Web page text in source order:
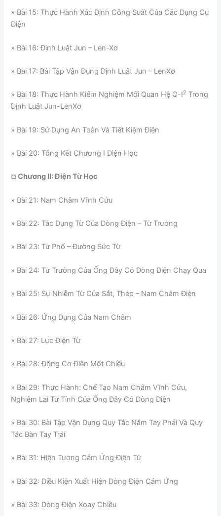
» Bài 15: Thực Hành Xác Định Công Suất Của Các Dụng Cụ
Điện
» Bài 16: Định Luật Jun – Len-Xơ
» Bài 17: Bài Tập Vận Dụng Định Luật Jun – LenXơ
» Bài 18: Thực Hành Kiểm Nghiệm Mối Quan Hệ Q-I2 Trong
Định Luật Jun-LenXơ
» Bài 19: Sử Dụng An Toàn Và Tiết Kiệm Điện
» Bài 20: Tổng Kết Chương I Điện Học
¤ Chương II: Điện Từ Học
» Bài 21: Nam Châm Vĩnh Cửu
» Bài 22: Tác Dụng Từ Của Dòng Điện – Từ Trường
» Bài 23: Từ Phổ – Đường Sức Từ
» Bài 24: Từ Trường Của Ống Dây Có Dòng Điện Chạy Qua
» Bài 25: Sự Nhiễm Từ Của Sắt, Thép – Nam Châm Điện
» Bài 26: Ứng Dụng Của Nam Châm
» Bài 27: Lực Điện Từ
» Bài 28: Động Cơ Điện Một Chiều
» Bài 29: Thực Hành: Chế Tạo Nam Châm Vĩnh Cửu,
Nghiệm Lại Từ Tính Của Ống Dây Có Dòng Điện
» Bài 30: Bài Tập Vận Dụng Quy Tắc Nắm Tay Phải Và Quy
Tắc Bàn Tay Trái
» Bài 31: Hiện Tượng Cảm Ứng Điện Từ
» Bài 32: Điều Kiện Xuất Hiện Dòng Điện Cảm Ứng
» Bài 33: Dòng Điện Xoay Chiều